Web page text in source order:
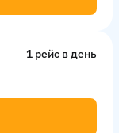
1 рейс в день